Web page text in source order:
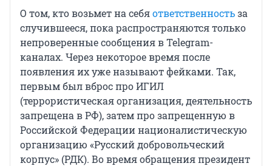
О том, кто возьмет на себяответственностьза
случившееся, пока распространяются только
непроверенные сообщения в Telegram-
каналах. Через некоторое время после
появления их уже называют фейками. Так,
первым был вброс про ИГИЛ
(террористическая организация, деятельность
запрещена в РФ), затем про запрещенную в
Российской Федерации националистическую
организацию «Русский добровольческий
корпус» (РДК). Во время обращения президент